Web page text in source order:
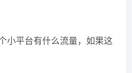
小平台有什么流量，如果这